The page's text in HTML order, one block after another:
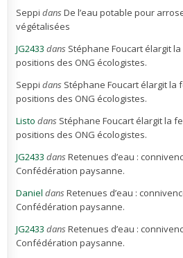
Seppi dansDe l’eau potable pour
végétalisées
JG2433 dans Stéphane Foucart élargit
positions des ONG écologistes.
Seppi dans Stéphane Foucart élargit la
positions des ONG écologistes.
Listo dans Stéphane Foucart élargit la
positions des ONG écologistes.
JG2433 dansRetenues d’eau :
Confédération paysanne.
Daniel dansRetenues d’eau :
Confédération paysanne.
JG2433 dansRetenues d’eau :
Confédération paysanne.